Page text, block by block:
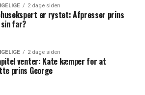
2 dage siden
er rystet: Afpresser prins
far?
2 dage siden
venter: Kate kæmper for at
prins George